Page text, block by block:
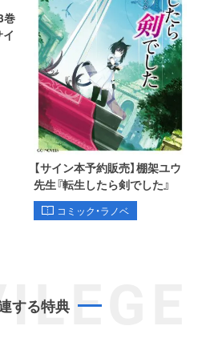
巻
【サイン本予約販売】棚架ユウ
先生『転生したら剣でした』
コミック・ラノベ
する特典